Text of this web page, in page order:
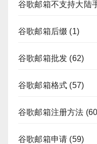
谷歌邮箱不支持大陆
谷歌邮箱后缀 (1)
谷歌邮箱批发 (62)
谷歌邮箱格式 (57)
谷歌邮箱注册方法
谷歌邮箱申请 (59)